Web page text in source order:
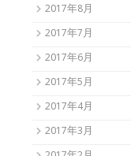
2017年8月
2017年7月
2017年6月
2017年5月
2017年4月
2017年3月